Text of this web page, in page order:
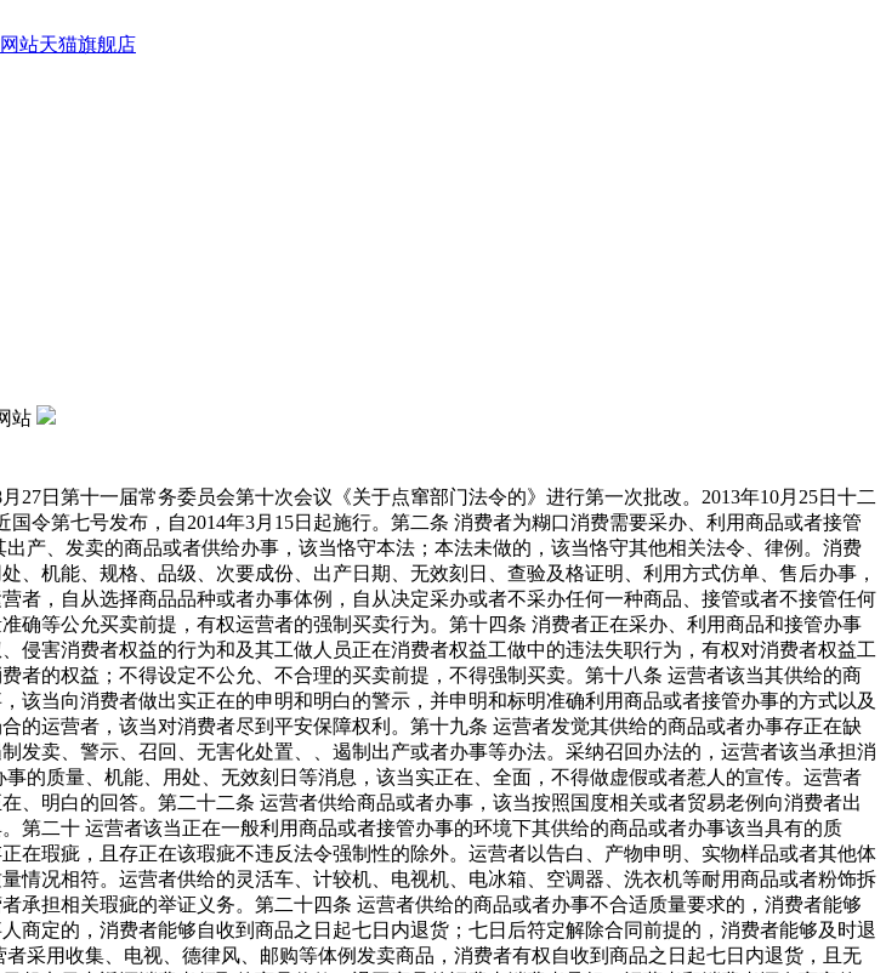
站天猫旗舰店
站
日第十一届常务委员会第十次会议《关于点窜部门法令的》进行第一次批改。2013年10月25日十二
令第七号发布，自2014年3月15日起施行。第二条 消费者为糊口消费需要采办、利用商品或者接管
产、发卖的商品或者供给办事，该当恪守本法；本法未做的，该当恪守其他相关法令、律例。消费
机能、规格、品级、次要成份、出产日期、无效刻日、查验及格证明、利用方式仿单、售后办事，
者，自从选择商品品种或者办事体例，自从决定采办或者不采办任何一种商品、接管或者不接管任何
等公允买卖前提，有权运营者的强制买卖行为。第十四条 消费者正在采办、利用商品和接管办事
侵害消费者权益的行为和及其工做人员正在消费者权益工做中的违法失职行为，有权对消费者权益工
的权益；不得设定不公允、不合理的买卖前提，不得强制买卖。第十八条 运营者该当其供给的商
当向消费者做出实正在的申明和明白的警示，并申明和标明准确利用商品或者接管办事的方式以及
的运营者，该当对消费者尽到平安保障权利。第十九条 运营者发觉其供给的商品或者办事存正在缺
发卖、警示、召回、无害化处置、、遏制出产或者办事等办法。采纳召回办法的，运营者该当承担消
的质量、机能、用处、无效刻日等消息，该当实正在、全面，不得做虚假或者惹人的宣传。运营者
明白的回答。第二十二条 运营者供给商品或者办事，该当按照国度相关或者贸易老例向消费者出
二十 运营者该当正在一般利用商品或者接管办事的环境下其供给的商品或者办事该当具有的质
在瑕疵，且存正在该瑕疵不违反法令强制性的除外。运营者以告白、产物申明、实物样品或者其他体
情况相符。运营者供给的灵活车、计较机、电视机、电冰箱、空调器、洗衣机等耐用商品或者粉饰拆
担相关瑕疵的举证义务。第二十四条 运营者供给的商品或者办事不合适质量要求的，消费者能够
定的，消费者能够自收到商品之日起七日内退货；七日后符定解除合同前提的，消费者能够及时退
采用收集、电视、德律风、邮购等体例发卖商品，消费者有权自收到商品之日起七日内退货，且无